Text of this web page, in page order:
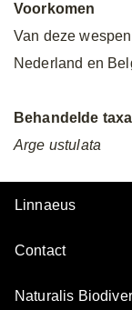
Voorkomen
Van deze
Nederland en
Behandelde taxa
Arge ustulata
Linnaeus
Contact
Naturalis